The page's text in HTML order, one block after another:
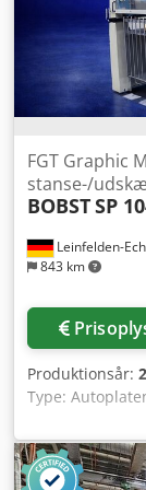
Leinfelden-
843 km
FGT Graphic
stanse-/
BOBSTSP
Produktionsår:
Type:
data: Maks.
350 x 400 mm
stansetryk: 250